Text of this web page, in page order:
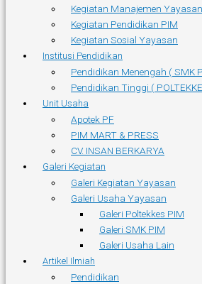
Kegiatan Manajemen Yayasan
Kegiatan Pendidikan PIM
Kegiatan Sosial Yayasan
Institusi Pendidikan
Pendidikan Menengah ( SMK
Pendidikan Tinggi (
Unit Usaha
Apotek PF
PIM MART & PRESS
CV. INSAN BERKARYA
Galeri Kegiatan
Galeri Kegiatan Yayasan
Galeri Usaha Yayasan
Galeri Poltekkes PIM
Galeri SMK PIM
Galeri Usaha Lain
Artikel Ilmiah
Pendidikan